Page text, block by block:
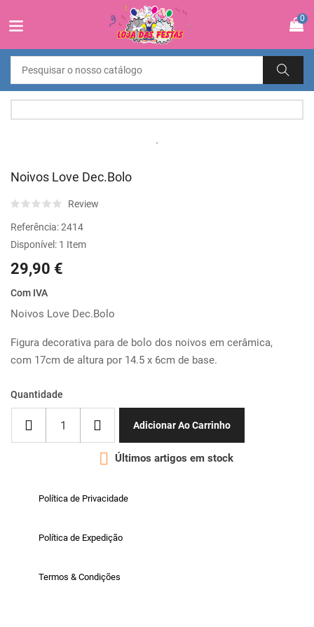
0
Noivos Love Dec.Bolo
Review
Referência:2414
Disponível: 1 Item
29,90 €
Com IVA
Noivos Love Dec.Bolo
Figura decorativa para de bolo dos noivos em cerâmica,
com 17cm de altura por 14.5 x 6cm de base.
Quantidade
Adicionar Ao Carrinho
 Últimos artigos em stock
Política de Privacidade
Política de Expedição
Termos & Condições